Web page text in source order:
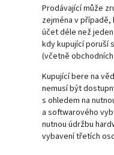
Prodávající může
zejména v
účet déle než
kdy kupující poruší
(včetně
Kupující bere na
nemusí být
s ohledem na
a softwarového
nutnou údržbu
vybavení třetích